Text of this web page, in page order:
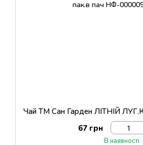
67 грн
В наявності